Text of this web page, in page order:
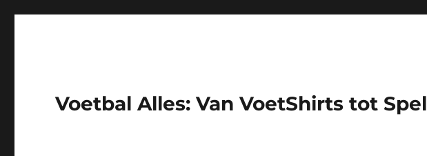
Voetbal Alles: Van VoetShirts tot